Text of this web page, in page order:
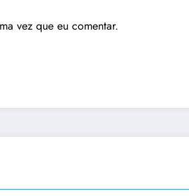
vez que eu comentar.